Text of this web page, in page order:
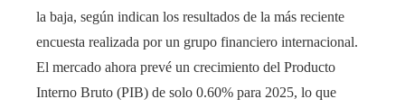
la baja, según indican los resultados de la más reciente
encuesta realizada por un grupo financiero internacional.
El mercado ahora prevé un crecimiento del Producto
Interno Bruto (PIB) de solo 0.60% para 2025, lo que